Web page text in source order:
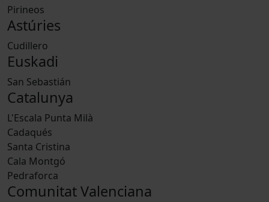
Pirineos
Astúries
Cudillero
Euskadi
San Sebastián
Catalunya
L'Escala Punta Milà
Cadaqués
Santa Cristina
Cala Montgó
Pedraforca
Comunitat Valenciana